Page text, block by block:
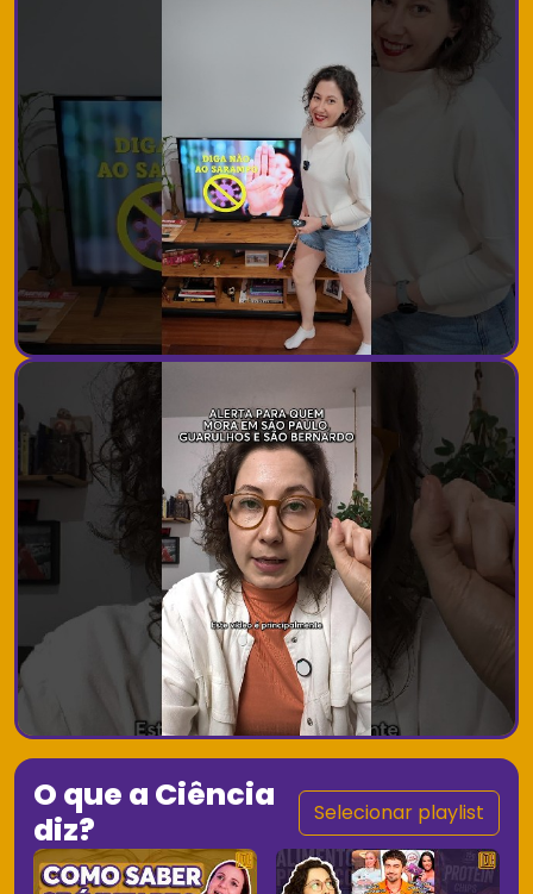
O que a Ciência
diz?
Selecionar playlist